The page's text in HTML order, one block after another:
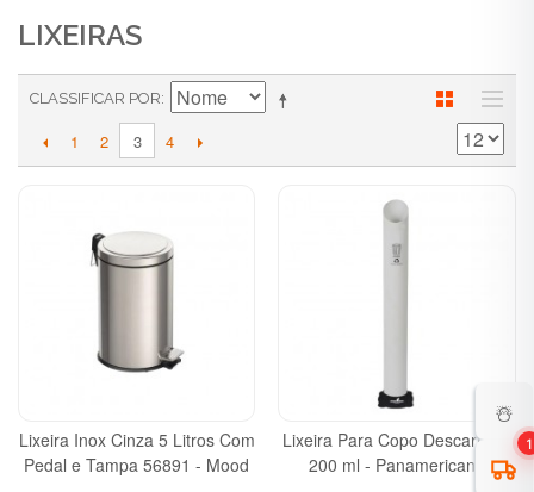
LIXEIRAS
CLASSIFICAR POR
1 2 3 4
Lixeira Inox Cinza 5 Litros Com
Pedal e Tampa 56891 - Mood
Lixeira Para Copo Descartável
200 ml - Panamericana
☃️
1